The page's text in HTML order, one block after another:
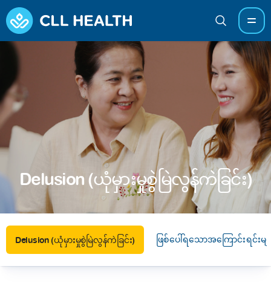
Delusion (ယုံမှားမှုစွဲမြဲလွန်ကဲခြင်း)
Delusion (ယုံမှားမှုစွဲမြဲလွန်ကဲခြင်း) ဖြစ်ပေါ်ရသောအကြောင်းရင်းမျ